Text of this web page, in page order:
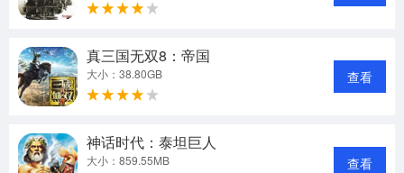
真三国无双8：帝国
大小：38.80GB 查看
神话时代：泰坦巨人
大小：859.55MB 查看